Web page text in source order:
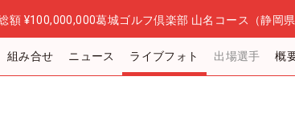
額 ¥100,000,000葛城ゴルフ倶楽部 山名コース（静岡県
組み合せ ニュース ライブフォト 出場選手 概